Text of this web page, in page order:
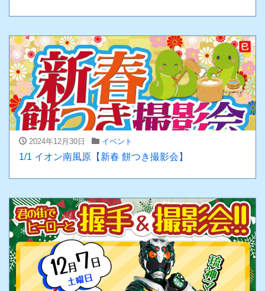
2024年12月30日 イベント
1/1 イオン南風原【新春 餅つき撮影会】